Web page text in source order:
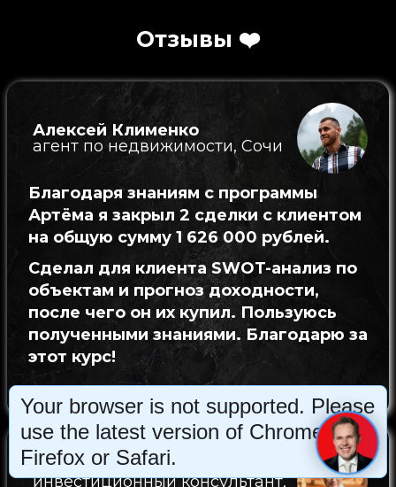
Отзывы ❤️
Алексей Клименко
агент по недвижимости, Сочи
Благодаря знаниям с программы
Артёма я закрыл 2 сделки с клиентом
на общую сумму 1 626 000 рублей.
Сделал для клиента SWOT-анализ по
объектам и прогноз доходности,
после чего он их купил. Пользуюсь
полученными знаниями. Благодарю за
этот курс!
Виктория Ирбаиева
инвестиционный консультант,
Your browser is not supported. Please
use the latest version of Chrome,
Firefox or Safari.